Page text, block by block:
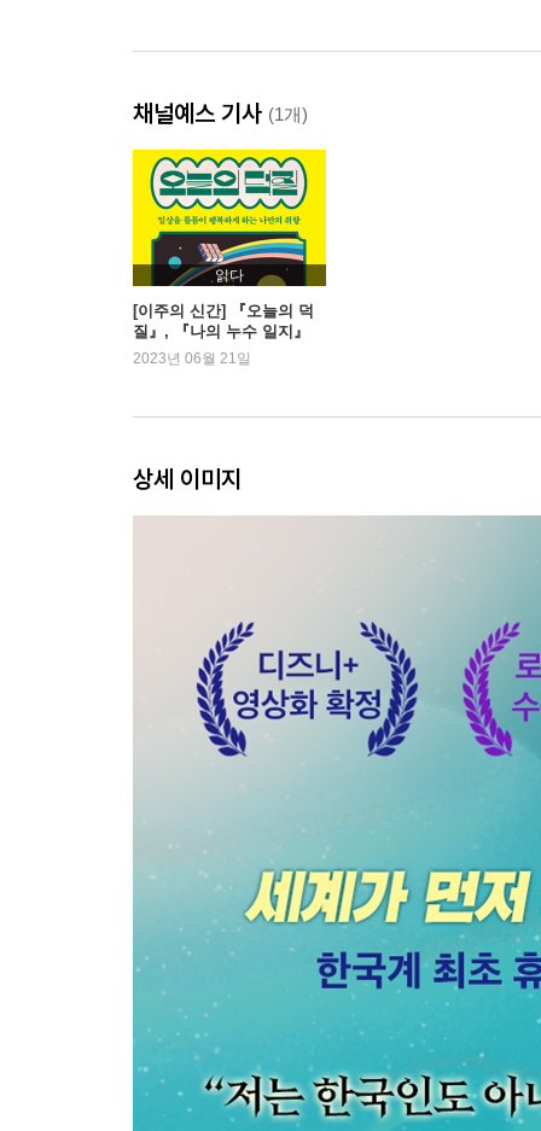
채널예스 기사 (1개)
읽다
[이주의 신간] 『오늘의 덕
질』, 『나의 누수 일지』
외
2023년 06월 21일
상세 이미지